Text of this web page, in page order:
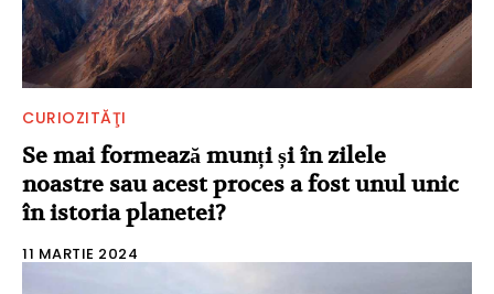
CURIOZITĂŢI
Se mai formează munți și în zilele
noastre sau acest proces a fost unul unic
în istoria planetei?
11 MARTIE 2024